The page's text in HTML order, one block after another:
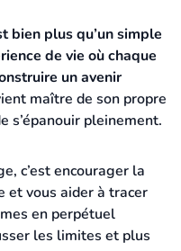
bien plus qu’un simple
de vie où chaque
un avenir
maître de son propre
s’épanouir pleinement.
c’est encourager la
et vous aider à tracer
en perpétuel
les limites et plus